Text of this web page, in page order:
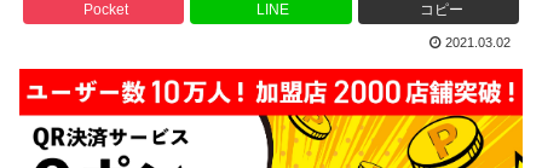
Pocket LINE コピー
2021.03.02